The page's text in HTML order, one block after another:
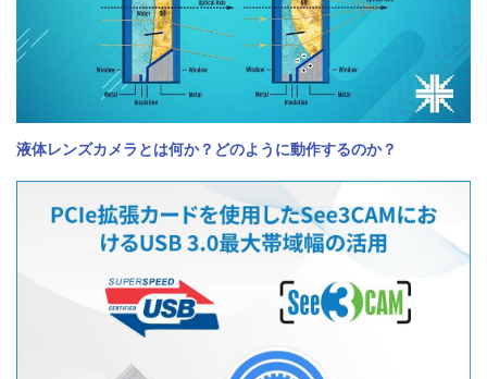
液体レンズカメラとは何か？どのように動作するのか？